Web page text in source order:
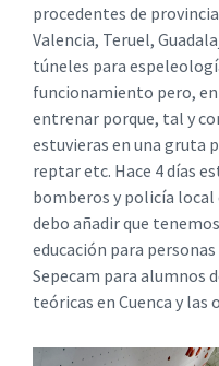
procedentes de
Valencia, Teruel,
túneles para
funcionamiento pero,
entrenar porque, tal y
estuvieras en una gruta
reptar etc. Hace 4 días
bomberos y policía local
debo añadir que
educación para
Sepecam para alumnos
teóricas en Cuenca y las